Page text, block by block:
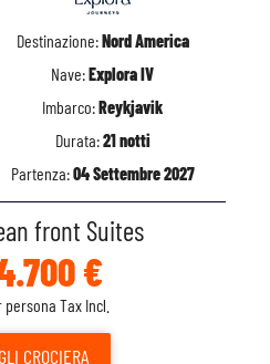
Destinazione:Nord America
Nave:Explora IV
Imbarco:Reykjavik
Durata:21 notti
Partenza:04 Settembre 2027
front Suites
€
Tax Incl.
CROCIERA